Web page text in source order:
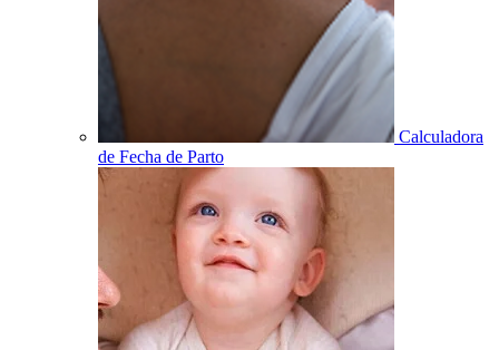
Calculadora
de Fecha de Parto